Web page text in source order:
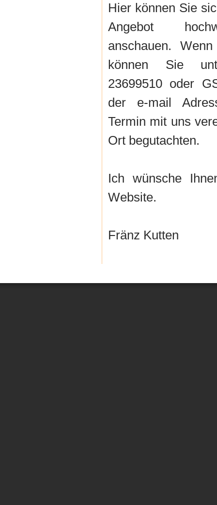
Hier können Sie
Angebot
anschauen.
können Sie
23699510 oder
der e-mail
Termin mit uns
Ort begutachten.
Ich wünsche
Website.
Fränz Kutten